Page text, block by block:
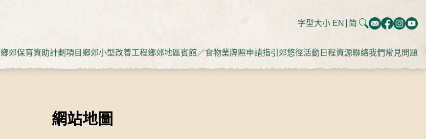
字型大小 EN 简
鄉郊保育資助計劃項目鄉郊小型改善工程鄉郊地區賓館／食物業牌照申請指引 郊悠徑活動日程資源聯絡我們常見問題
網站地圖